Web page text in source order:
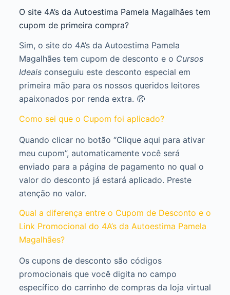
O site 4A’s da Autoestima Pamela Magalhães tem
cupom de primeira compra?
Sim, o site do 4A’s da Autoestima Pamela
Magalhães tem cupom de desconto e o Cursos
Ideaisconseguiu este desconto especial em
primeira mão para os nossos queridos leitores
apaixonados por renda extra. 🤑
Como sei que o Cupom foi aplicado?
Quando clicar no botão “Clique aqui para ativar
meu cupom”, automaticamente você será
enviado para a página de pagamento no qual o
valor do desconto já estará aplicado. Preste
atenção no valor.
Qual a diferença entre o Cupom de Desconto e o
Link Promocional do 4A’s da Autoestima Pamela
Magalhães?
Os cupons de desconto são códigos
promocionais que você digita no campo
específico do carrinho de compras da loja virtual